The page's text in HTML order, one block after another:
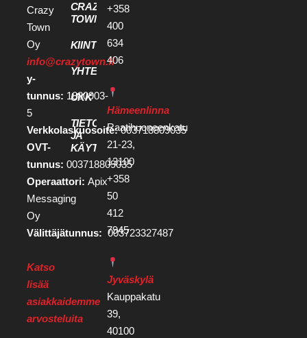
Crazy
Town
Oy
info@crazytown.fi
y-
tunnus: 1880903-
5
Verkkolaskuosoite:003718809035
OVT-
tunnus: 003718809035
Operaattori: Apix
Messaging
Oy
Välittäjätunnus: 003723327487
Katso
lisää
asiakkaidemme
arvosteluita
CRAZY
TOWN
KIINTEISTÖKEHITTÄJILLE
YHTEYSTIEDOT
UKK
TIETOSUOJA
JA
KÄYTTÖEHDOT
+358
400
634
406
Hämeenlinna
Raatihuoneenkatu
21-23,
13100
+358
50
412
7945
Jyväskylä
Kauppakatu
39,
40100